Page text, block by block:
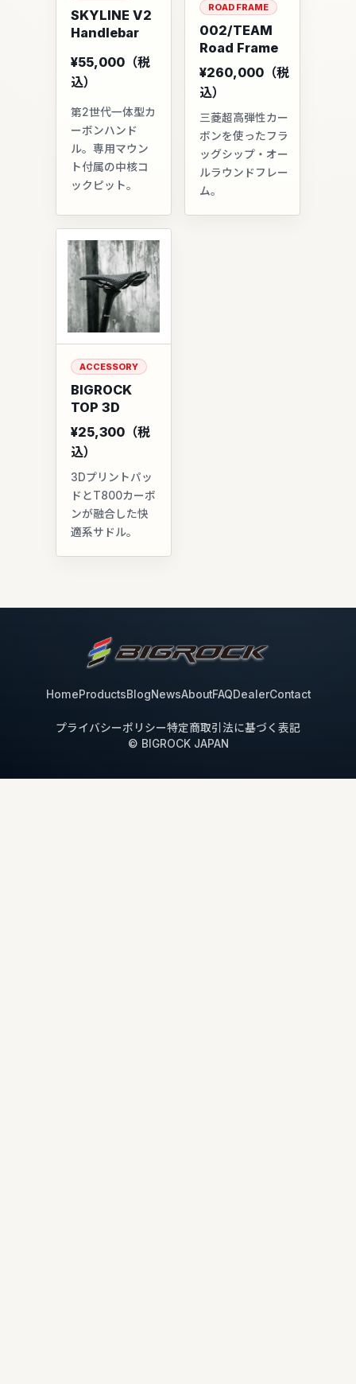
SKYLINE V2
Handlebar
¥55,000（税
込）
第2世代一体型カ
ーボンハンド
ル。専用マウン
ト付属の中核コ
ックピット。
ROAD FRAME
002/TEAM
Road Frame
¥260,000（税
込）
三菱超高弾性カー
ボンを使ったフラ
ッグシップ・オー
ルラウンドフレー
ム。
ACCESSORY
BIGROCK
TOP 3D
¥25,300（税
込）
3Dプリントパッ
ドとT800カーボ
ンが融合した快
適系サドル。
HomeProductsBlogNewsAboutFAQDealerContact
プライバシーポリシー特定商取引法に基づく表記
© BIGROCK JAPAN